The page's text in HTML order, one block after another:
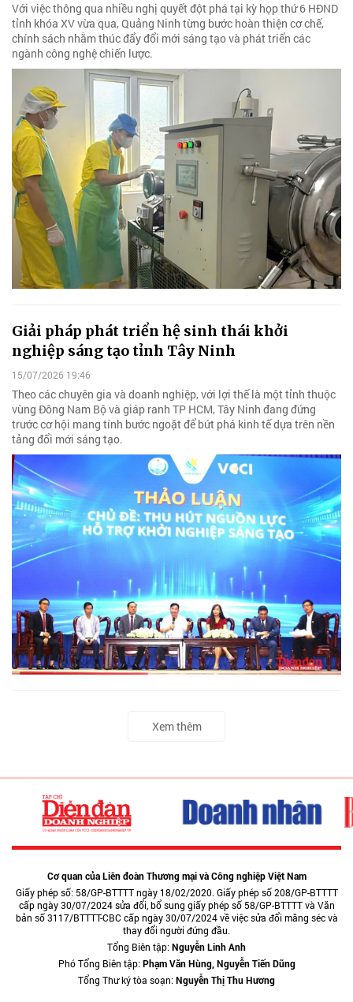
Với việc thông qua nhiều nghị quyết đột phá tại kỳ họp thứ 6 HĐND
tỉnh khóa XV vừa qua, Quảng Ninh từng bước hoàn thiện cơ chế,
chính sách nhằm thúc đẩy đổi mới sáng tạo và phát triển các
ngành công nghệ chiến lược.
Giải pháp phát triển hệ sinh thái khởi
nghiệp sáng tạo tỉnh Tây Ninh
15/07/2026 19:46
Theo các chuyên gia và doanh nghiệp, với lợi thế là một tỉnh thuộc
vùng Đông Nam Bộ và giáp ranh TP HCM, Tây Ninh đang đứng
trước cơ hội mang tính bước ngoặt để bứt phá kinh tế dựa trên nền
tảng đổi mới sáng tạo.
Xem thêm
Cơ quan của Liên đoàn Thương mại và Công nghiệp Việt Nam
Giấy phép số: 58/GP-BTTTT ngày 18/02/2020. Giấy phép số 208/GP-BTTTT
cấp ngày 30/07/2024 sửa đổi, bổ sung giấy phép số 58/GP-BTTTT và Văn
bản số 3117/BTTTT-CBC cấp ngày 30/07/2024 về việc sửa đổi măng séc và
thay đổi người đứng đầu.
Tổng Biên tập:Nguyễn Linh Anh
Phó Tổng Biên tập:Phạm Văn Hùng, Nguyễn Tiến Dũng
Tổng Thư ký tòa soạn:Nguyễn Thị Thu Hương